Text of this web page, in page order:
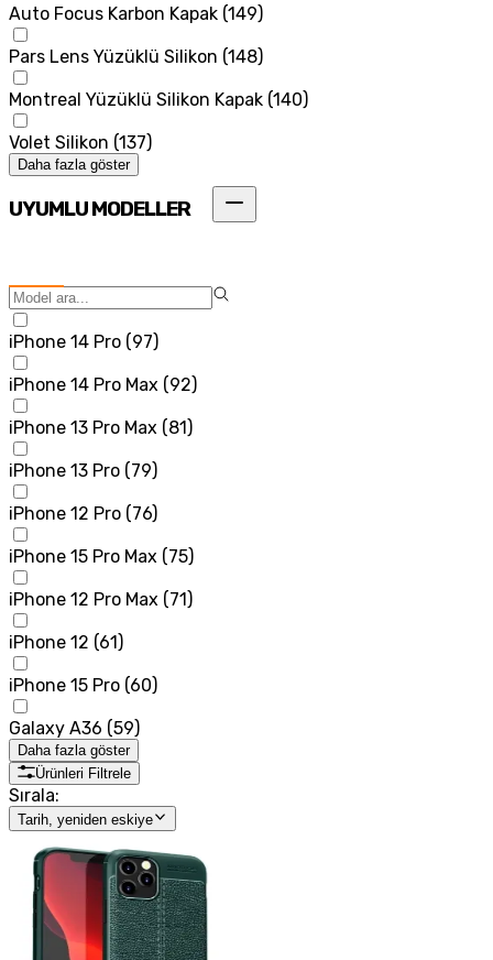
Auto Focus Karbon Kapak (149)
Pars Lens Yüzüklü Silikon (148)
Montreal Yüzüklü Silikon Kapak (140)
Volet Silikon (137)
Daha fazla göster
UYUMLU MODELLER
iPhone 14 Pro (97)
iPhone 14 Pro Max (92)
iPhone 13 Pro Max (81 )
iPhone 13 Pro (79)
iPhone 12 Pro (76)
iPhone 15 Pro Max (75)
iPhone 12 Pro Max (71 )
iPhone 12 (61 )
iPhone 15 Pro (60)
Galaxy A36 (59)
Daha fazla göster
Ürünleri Filtrele
Sırala:
Tarih, yeniden eskiye